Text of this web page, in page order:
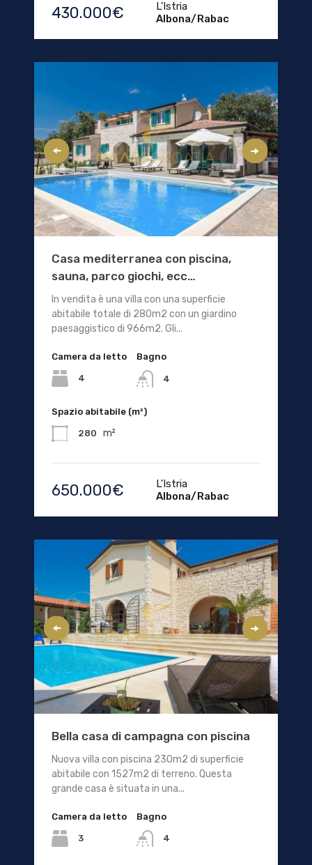
430.000€
L'Istria
Albona/Rabac
Casa mediterranea con piscina,
sauna, parco giochi, ecc…
In vendita è una villa con una superficie
abitabile totale di 280m2 con un giardino
paesaggistico di 966m2. Gli...
Camera da letto
4
Bagno
4
Spazio abitabile (m²)
280 m²
650.000€
L'Istria
Albona/Rabac
Bella casa di campagna con piscina
Nuova villa con piscina 230m2 di superficie
abitabile con 1527m2 di terreno. Questa
grande casa è situata in una...
Camera da letto
3
Bagno
4